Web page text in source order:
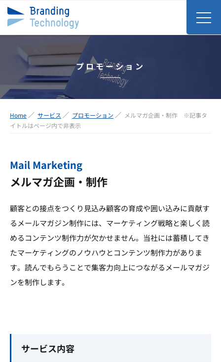
プロモーション
Home サービス プロモーション
メルマガ企画・制作 ※記事タ
イトルはページ内で非表示
Mail Marketing
メルマガ企画・制作
顧客との接点をつくり見込み顧客の育成や囲い込みに貢献す
るメールマガジン制作には、マーケティング戦略と楽しく読
めるコンテンツ制作力が欠かせません。当社には蓄積してき
たマーケティングのノウハウとコンテンツ制作力がありま
す。読んでもらうことで集客力向上につながるメールマガジ
ンを制作します。
サービス内容